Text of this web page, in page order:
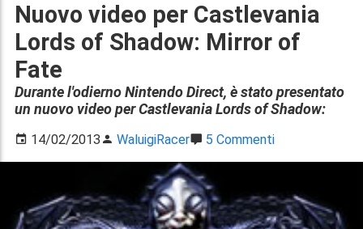
Nuovo video per Castlevania
Lords of Shadow: Mirror of
Fate
Durante l'odierno Nintendo Direct, è stato presentato
un nuovo video per Castlevania Lords of Shadow:
14/02/2013 WaluigiRacer 5 Commenti